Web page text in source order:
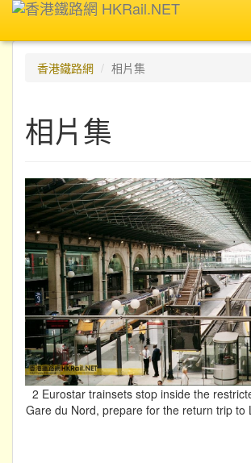
香港鐵路網
相片集
相片集
2 Eurostar trainsets stop inside the
Gare du Nord, prepare for the return trip to